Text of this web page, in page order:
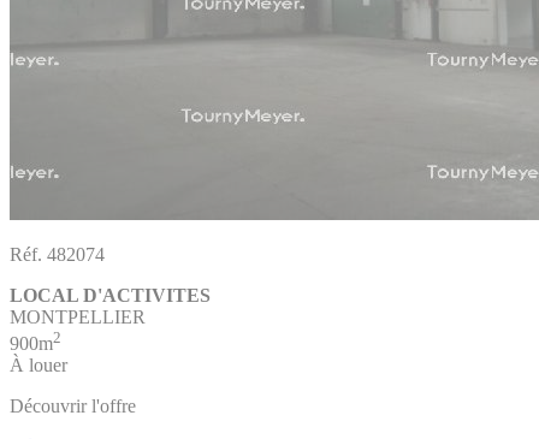
Réf. 482074
LOCAL D'ACTIVITES
MONTPELLIER
900m2
À louer
Découvrir l'offre